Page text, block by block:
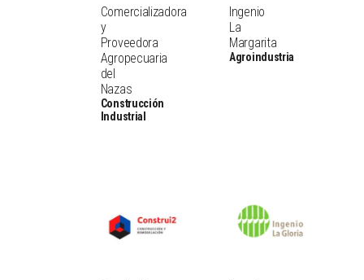
Comercializadora
y
Proveedora
Agropecuaria
del
Nazas
Construcción
Industrial
Ingenio
La
Margarita
Agroindustria